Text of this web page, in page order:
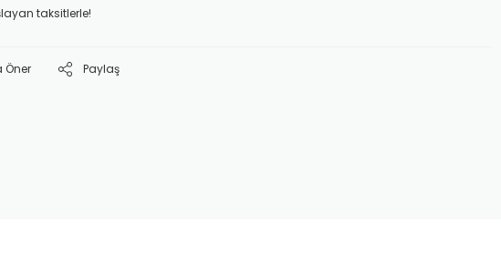
taksitlerle!
Öner Paylaş